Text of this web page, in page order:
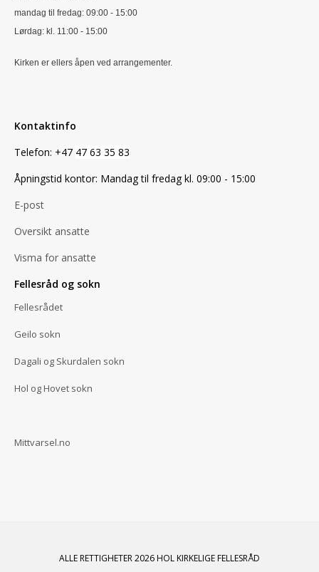
mandag til fredag: 09:00 - 15:00
Lørdag: kl. 11:00 - 15:00
Kirken er ellers åpen ved arrangementer.
Kontaktinfo
Telefon: +47 47 63 35 83
Åpningstid kontor: Mandag til fredag kl. 09:00 - 15:00
E-post
Oversikt ansatte
Visma for ansatte
Fellesråd og sokn
Fellesrådet
Geilo sokn
Dagali og Skurdalen sokn
Hol og Hovet sokn
Mittvarsel.no
ALLE RETTIGHETER 2026 HOL KIRKELIGE FELLESRÅD